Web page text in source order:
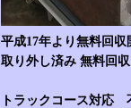
平成17年より無料回収
取り外し済み 無料回
トラックコース対応